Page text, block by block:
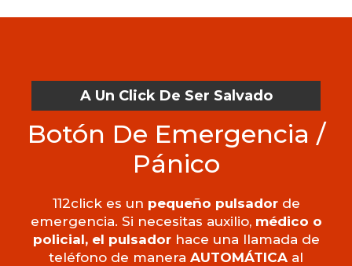
A Un Click De Ser Salvado
Botón De Emergencia /
Pánico
112click es un pequeño pulsadorde
emergencia. Si necesitas auxilio, médico o
policial, el pulsador hace una llamada de
teléfono de manera AUTOMÁTICA al